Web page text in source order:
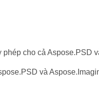
cho cả Aspose.PSD
và